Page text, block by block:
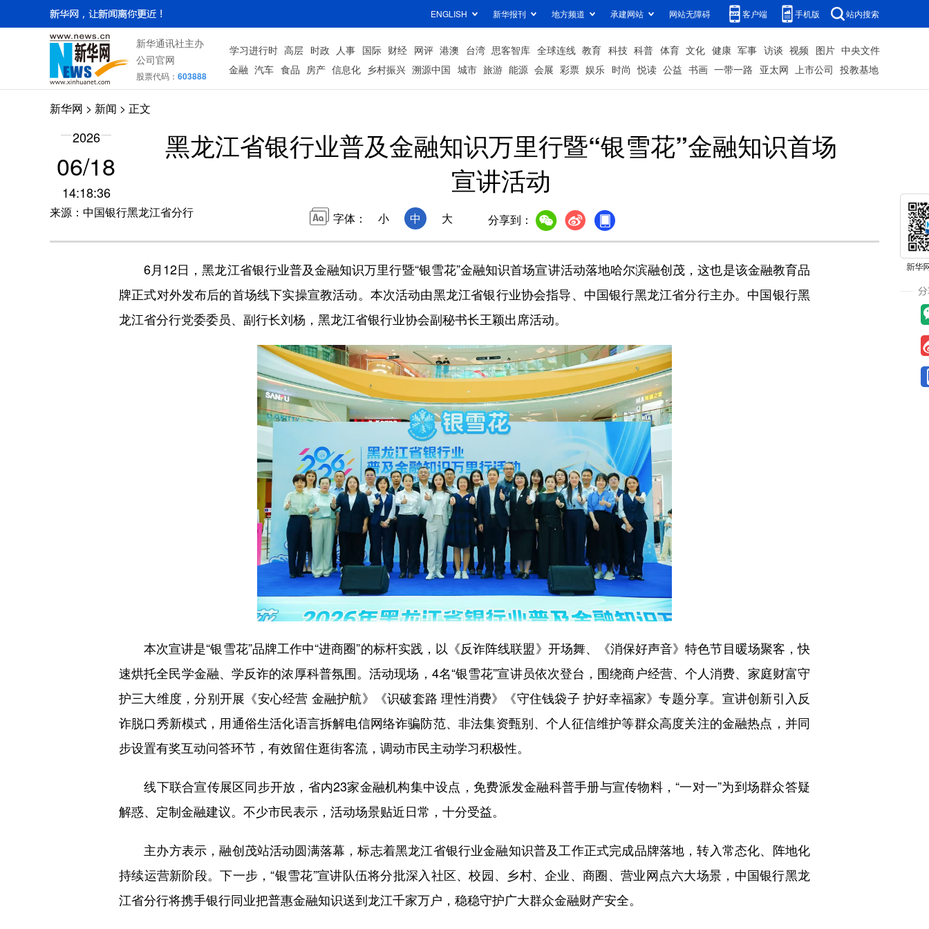
ENGLISH 新华报刊 地方频道 承建网站 网站无障碍 客户端 手机版 站内搜索
新华通讯社主办
公司官网
股票代码： 603888
学习进行时 高层 时政 人事 国际 财经 网评 港澳 台湾 思客智库 全球连线 教育 科技 科普 体育 文化 健康 军事 访谈 视频 图片 中央文件
金融 汽车 食品 房产 信息化 乡村振兴 溯源中国 城市 旅游 能源 会展 彩票 娱乐 时尚 悦读 公益 书画 一带一路 亚太网 上市公司 投教基地
新华网 > 新闻 > 正文
2026
06/18
14:18:36
来源：中国银行黑龙江省分行
黑龙江省银行业普及金融知识万里行暨“银雪花”金融知识首场
宣讲活动
字体： 小 中 大 分享到：
6月12日，黑龙江省银行业普及金融知识万里行暨“银雪花”金融知识首场宣讲活动落地哈尔滨融创茂，这也是该金融教育品
牌正式对外发布后的首场线下实操宣教活动。本次活动由黑龙江省银行业协会指导、中国银行黑龙江省分行主办。中国银行黑
龙江省分行党委委员、副行长刘杨，黑龙江省银行业协会副秘书长王颖出席活动。
本次宣讲是“银雪花”品牌工作中“进商圈”的标杆实践，以《反诈阵线联盟》开场舞、《消保好声音》特色节目暖场聚客，快
速烘托全民学金融、学反诈的浓厚科普氛围。活动现场，4名“银雪花”宣讲员依次登台，围绕商户经营、个人消费、家庭财富守
护三大维度，分别开展《安心经营 金融护航》《识破套路 理性消费》《守住钱袋子 护好幸福家》专题分享。宣讲创新引入反
诈脱口秀新模式，用通俗生活化语言拆解电信网络诈骗防范、非法集资甄别、个人征信维护等群众高度关注的金融热点，并同
步设置有奖互动问答环节，有效留住逛街客流，调动市民主动学习积极性。
线下联合宣传展区同步开放，省内23家金融机构集中设点，免费派发金融科普手册与宣传物料，“一对一”为到场群众答疑
解惑、定制金融建议。不少市民表示，活动场景贴近日常，十分受益。
主办方表示，融创茂站活动圆满落幕，标志着黑龙江省银行业金融知识普及工作正式完成品牌落地，转入常态化、阵地化
持续运营新阶段。下一步，“银雪花”宣讲队伍将分批深入社区、校园、乡村、企业、商圈、营业网点六大场景，中国银行黑龙
江省分行将携手银行同业把普惠金融知识送到龙江千家万户，稳稳守护广大群众金融财产安全。